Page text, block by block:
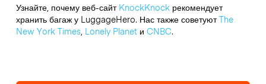
Узнайте, почему веб-сайт KnockKnockрекомендует
хранить багаж у LuggageHero. Нас также советуютThe
New York Times, Lonely Planetи CNBC.